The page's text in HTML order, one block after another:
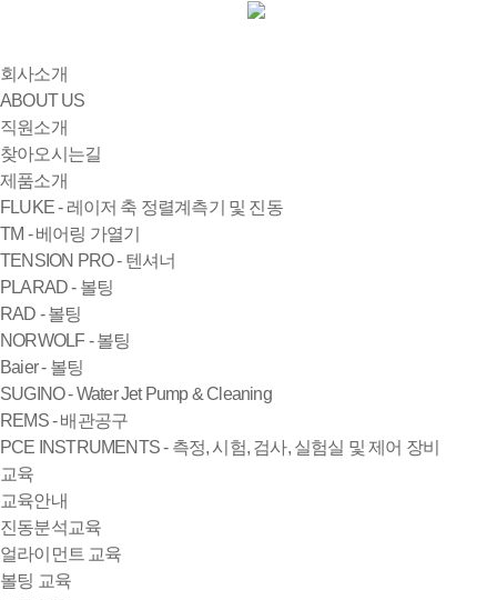
회사소개
ABOUT US
직원소개
찾아오시는길
제품소개
FLUKE - 레이저 축 정렬계측기 및 진동
TM - 베어링 가열기
TENSION PRO - 텐셔너
PLARAD - 볼팅
RAD - 볼팅
NORWOLF - 볼팅
Baier - 볼팅
SUGINO - Water Jet Pump & Cleaning
REMS - 배관공구
PCE INSTRUMENTS - 측정, 시험, 검사, 실험실 및 제어 장비
교육
교육안내
진동분석교육
얼라이먼트 교육
볼팅 교육